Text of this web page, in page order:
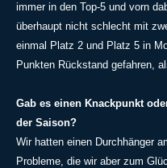
immer in den Top-5 und vorn
überhaupt nicht schlecht mit
einmal Platz 2 und Platz 5 in
Punkten Rückstand gefahren,
Gab es einen Knackpunkt
der Saison?
Wir hatten einen Durchhänger
Probleme, die wir aber zum